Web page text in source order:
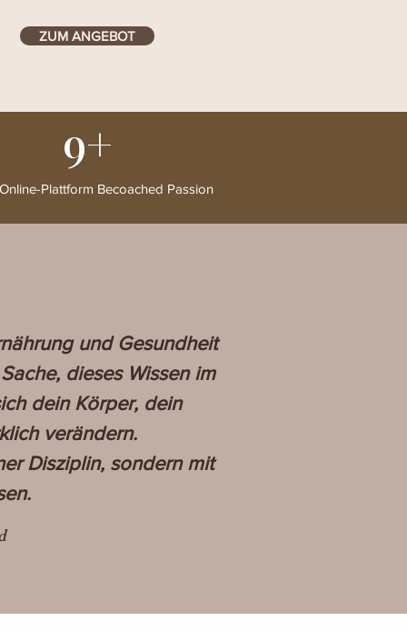
ZUM ANGEBOT
9+
Plattform Becoached Passion
und Gesundheit
dieses Wissen im
dein Körper, dein
verändern.
Disziplin, sondern mit